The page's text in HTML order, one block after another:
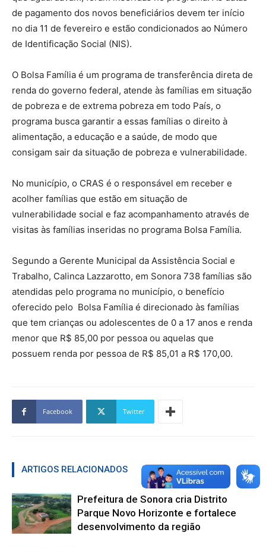
de pagamento dos novos beneficiários devem ter início
no dia 11 de fevereiro e estão condicionados ao Número
de Identificação Social (NIS).
O Bolsa Família é um programa de transferência direta de
renda do governo federal, atende às famílias em situação
de pobreza e de extrema pobreza em todo País, o
programa busca garantir a essas famílias o direito à
alimentação, a educação e a saúde, de modo que
consigam sair da situação de pobreza e vulnerabilidade.
No município, o CRAS é o responsável em receber e
acolher famílias que estão em situação de
vulnerabilidade social e faz acompanhamento através de
visitas às famílias inseridas no programa Bolsa Família.
Segundo a Gerente Municipal da Assistência Social e
Trabalho, Calinca Lazzarotto, em Sonora 738 famílias são
atendidas pelo programa no município, o benefício
oferecido pelo Bolsa Família é direcionado às famílias
que tem crianças ou adolescentes de 0 a 17 anos e renda
menor que R$ 85,00 por pessoa ou aquelas que
possuem renda por pessoa de R$ 85,01 a R$ 170,00.
Facebook Twitter
ARTIGOS RELACIONADOS Mais do autor
Prefeitura de Sonora cria Distrito
Parque Novo Horizonte e fortalece
desenvolvimento da região